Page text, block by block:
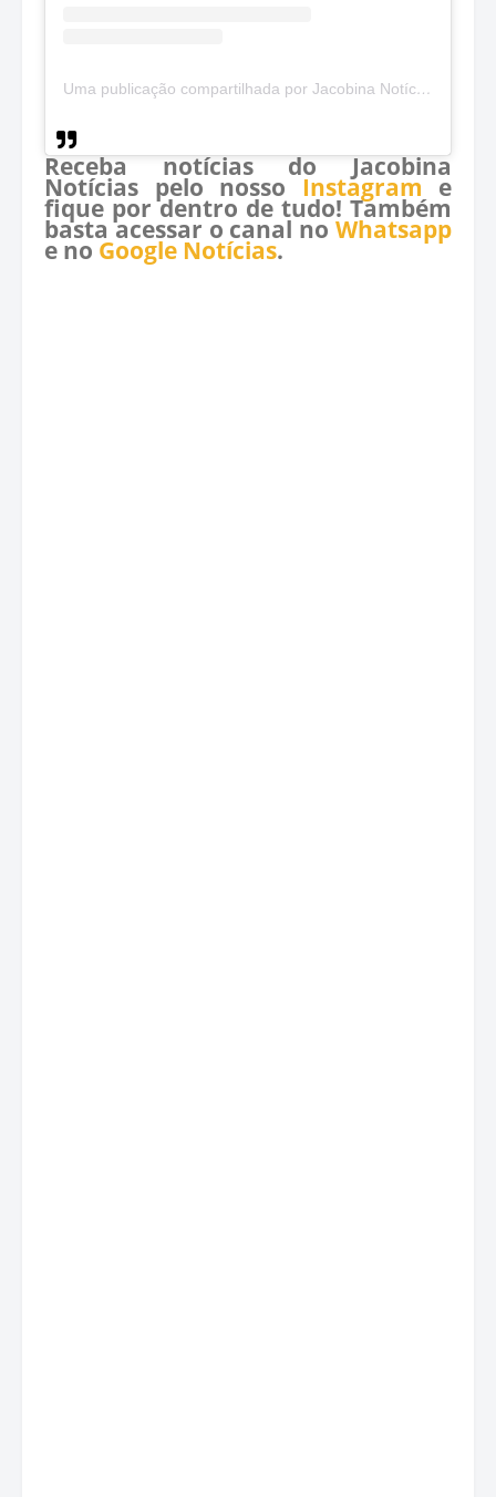
Uma publicação compartilhada por Jacobina Notícias (@jacobinanoticias)
Receba notícias do Jacobina
Notícias pelo nosso Instagram e
fique por dentro de tudo! Também
basta acessar o canal no Whatsapp
e no Google Notícias.